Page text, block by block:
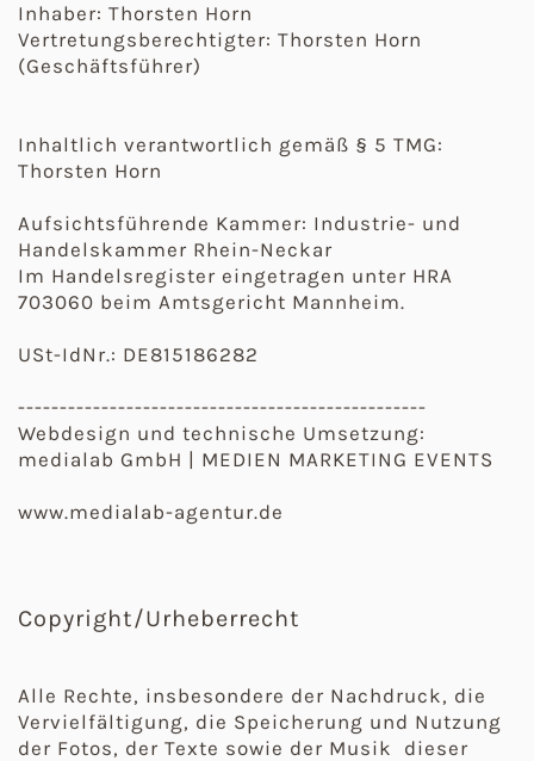
Inhaber: Thorsten Horn
Vertretungsberechtigter: Thorsten Horn
(Geschäftsführer)
Inhaltlich verantwortlich gemäß § 5 TMG:
Thorsten Horn
Aufsichtsführende Kammer: Industrie- und
Handelskammer Rhein-Neckar
Im Handelsregister eingetragen unter HRA
703060 beim Amtsgericht Mannheim.
USt-IdNr.: DE815186282
-------------------------------------------------
Webdesign und technische Umsetzung:
medialab GmbH | MEDIEN MARKETING EVENTS
www.medialab-agentur.de
Copyright/Urheberrecht
Alle Rechte, insbesondere der Nachdruck, die
Vervielfältigung, die Speicherung und Nutzung
der Fotos, der Texte sowie der Musik dieser